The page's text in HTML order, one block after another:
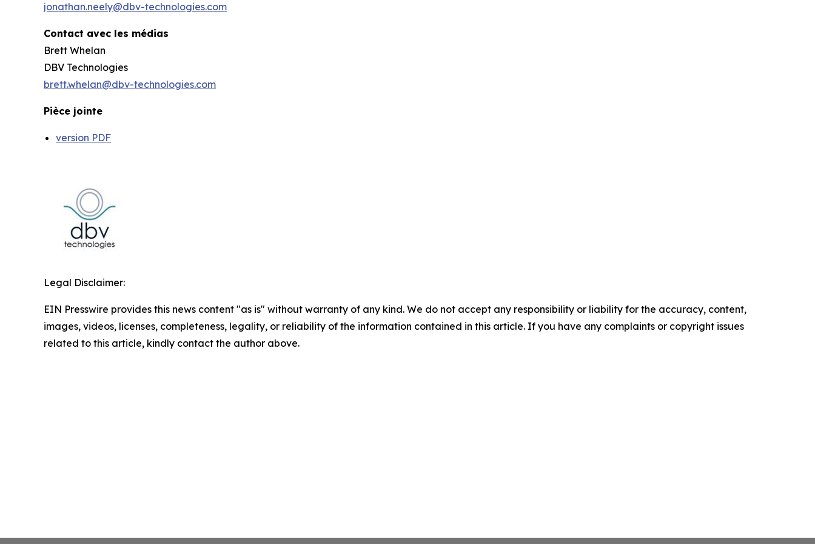
jonathan.neely@dbv-technologies.com
Contact avec les médias
Brett Whelan
DBV Technologies
brett.whelan@dbv-technologies.com
Pièce jointe
version PDF
Legal Disclaimer:
EIN Presswire provides this news content "as is" without warranty of any kind. We do not accept any responsibility or liability for the accuracy, content,
images, videos, licenses, completeness, legality, or reliability of the information contained in this article. If you have any complaints or copyright issues
related to this article, kindly contact the author above.